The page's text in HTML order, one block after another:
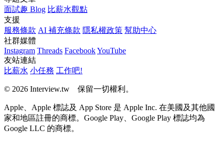
面試趣 Blog 比薪水觀點
支援
服務條款 AI 補充條款 隱私權政策 幫助中心
社群媒體
Instagram Threads FacebookYouTube
友站連結
比薪水 小任務 工作吧!
© 2026 Interview.tw 保留一切權利。
Apple、Apple 標誌及 App Store 是 Apple Inc. 在美國及其他國
家和地區註冊的商標。Google Play、Google Play 標誌均為
Google LLC 的商標。